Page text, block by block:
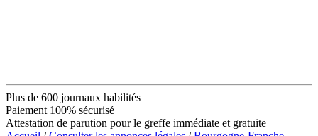
Plus de 600 journaux habilités
Paiement 100% sécurisé
Attestation de parution pour le greffe immédiate et gratuite